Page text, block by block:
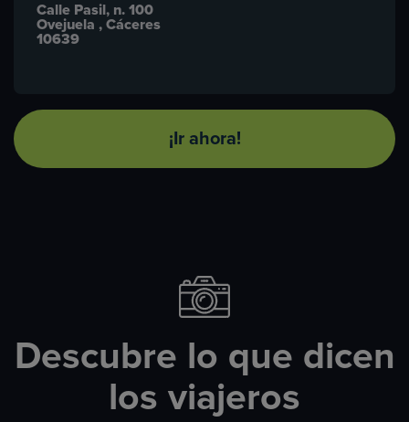
Calle Pasil, n. 100
Ovejuela , Cáceres
10639
¡Ir ahora!
Descubre lo que dicen
los viajeros